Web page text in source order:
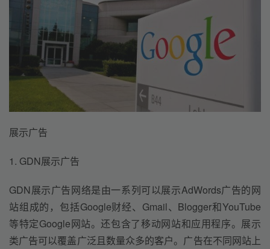
展示广告
1. GDN展示广告
GDN展示广告网络是由一系列可以展示AdWords广告的网
站组成的，包括Google财经、Gmail、Blogger和YouTube
等特定Google网站。还包含了移动网站和应用程序。展示
类广告可以覆盖广泛且数量众多的客户。广告在不同网站上